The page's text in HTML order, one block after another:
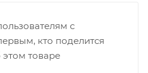
с
кто поделится
товаре